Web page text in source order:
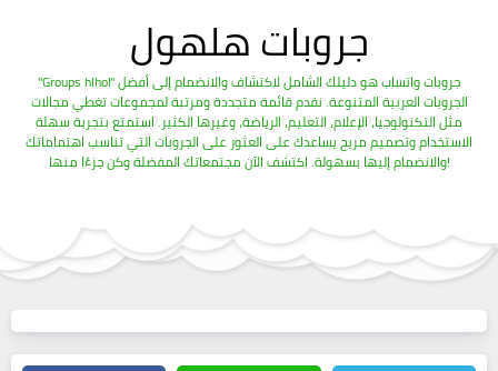
جروبات هلهول
"Groups hlhol" جروبات واتساب هو دليلك الشامل لاكتشاف والانضمام إلى أفضل
الجروبات العربية المتنوعة. نقدم قائمة متجددة ومرتبة لمجموعات تغطي مجالات
مثل التكنولوجيا، الإعلام، التعليم، الرياضة، وغيرها الكثير. استمتع بتجربة سهلة
الاستخدام وتصميم مريح يساعدك على العثور على الجروبات التي تناسب اهتماماتك
والانضمام إليها بسهولة. اكتشف الآن مجتمعاتك المفضلة وكن جزءًا منها!